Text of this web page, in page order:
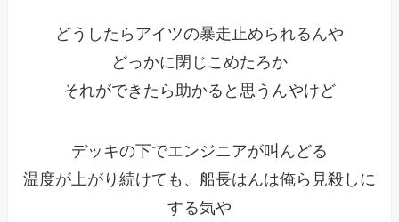
どうしたらアイツの暴走止められるんや
どっかに閉じこめたろか
それができたら助かると思うんやけど
デッキの下でエンジニアが叫んどる
温度が上がり続けても、船長はんは俺ら見殺しに
する気や